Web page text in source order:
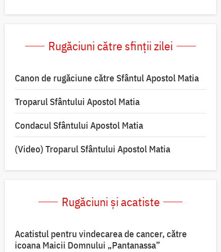
Rugăciuni către sfinții zilei
Canon de rugăciune către Sfântul Apostol Matia
Troparul Sfântului Apostol Matia
Condacul Sfântului Apostol Matia
(Video) Troparul Sfântului Apostol Matia
Rugăciuni și acatiste
Acatistul pentru vindecarea de cancer, către
icoana Maicii Domnului „Pantanassa”